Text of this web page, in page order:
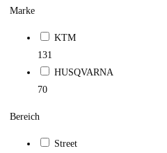
Marke
KTM
131
HUSQVARNA
70
Bereich
Street